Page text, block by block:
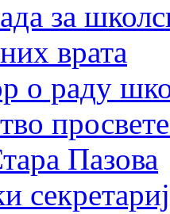
за
врата
о раду
Пазова